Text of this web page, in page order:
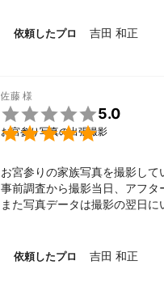
依頼したプロ 吉田 和正
佐藤 様


5.0
お宮参り写真の出張撮影
お宮参りの家族写真を撮影して
事前調査から撮影当日、アフタ
また写真データは撮影の翌日に
場所や撮影日の天気の調査な
依頼したプロ 吉田 和正